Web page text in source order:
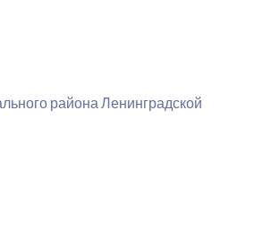
района Ленинградской